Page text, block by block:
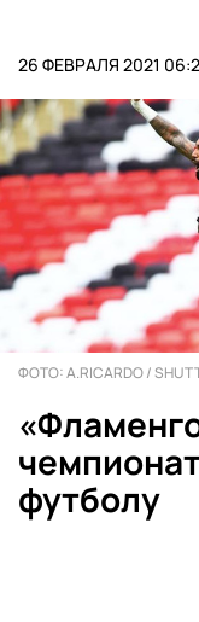
26 ФЕВРАЛЯ 2021
ФОТО: A.RICARDO /
футболу